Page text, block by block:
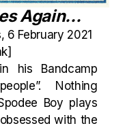
Again​.​.​.
6 February 2021
his Bandcamp
Nothing
Boy plays
with the